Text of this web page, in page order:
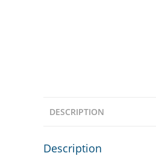
DESCRIPTION
Description